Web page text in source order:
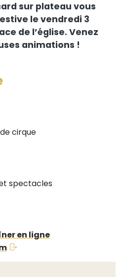
sur plateau vous
le vendredi 3
de l’église. Venez
animations !
cirque
spectacles
en ligne